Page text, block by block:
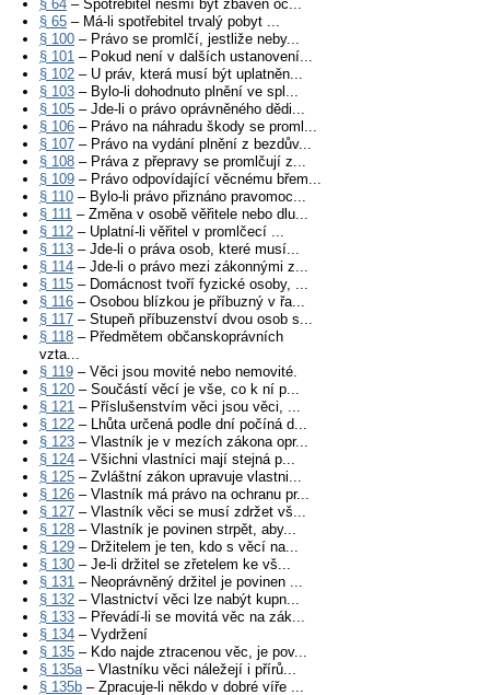
§ 64 – Spotřebitel nesmí být zbaven oc...
§ 65 – Má-li spotřebitel trvalý pobyt ...
§ 100 – Právo se promlčí, jestliže neby...
§ 101 – Pokud není v dalších ustanovení...
§ 102 – U práv, která musí být uplatněn...
§ 103 – Bylo-li dohodnuto plnění ve spl...
§ 105 – Jde-li o právo oprávněného dědi...
§ 106 – Právo na náhradu škody se proml...
§ 107 – Právo na vydání plnění z bezdův...
§ 108 – Práva z přepravy se promlčují z...
§ 109 – Právo odpovídající věcnému břem...
§ 110 – Bylo-li právo přiznáno pravomoc...
§ 111 – Změna v osobě věřitele nebo dlu...
§ 112 – Uplatní-li věřitel v promlčecí ...
§ 113 – Jde-li o práva osob, které musí...
§ 114 – Jde-li o právo mezi zákonnými z...
§ 115 – Domácnost tvoří fyzické osoby, ...
§ 116 – Osobou blízkou je příbuzný v řa...
§ 117 – Stupeň příbuzenství dvou osob s...
§ 118 – Předmětem občanskoprávních
vzta...
§ 119 – Věci jsou movité nebo nemovité.
§ 120 – Součástí věcí je vše, co k ní p...
§ 121 – Příslušenstvím věci jsou věci, ...
§ 122 – Lhůta určená podle dní počíná d...
§ 123 – Vlastník je v mezích zákona opr...
§ 124 – Všichni vlastníci mají stejná p...
§ 125 – Zvláštní zákon upravuje vlastni...
§ 126 – Vlastník má právo na ochranu pr...
§ 127 – Vlastník věci se musí zdržet vš...
§ 128 – Vlastník je povinen strpět, aby...
§ 129 – Držitelem je ten, kdo s věcí na...
§ 130 – Je-li držitel se zřetelem ke vš...
§ 131 – Neoprávněný držitel je povinen ...
§ 132 – Vlastnictví věci lze nabýt kupn...
§ 133 – Převádí-li se movitá věc na zák...
§ 134 – Vydržení
§ 135 – Kdo najde ztracenou věc, je pov...
§ 135a– Vlastníku věci náležejí i přírů...
§ 135b – Zpracuje-li někdo v dobré víře ...